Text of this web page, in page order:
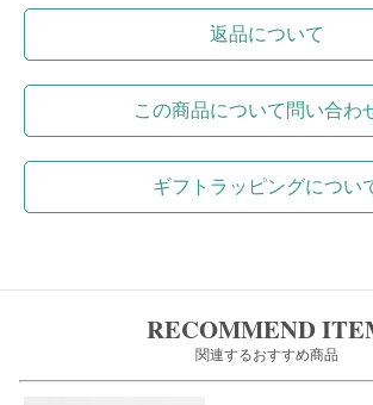
返品について
この商品について問い合わ
ギフトラッピングについ
RECOMMEND
関連するおすすめ商品